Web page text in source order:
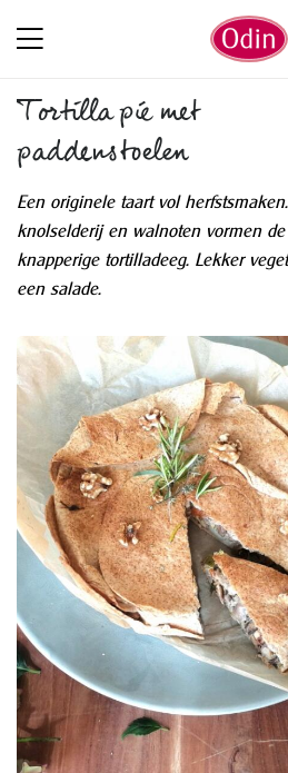
Tortilla pie met
paddenstoelen
Een originele taart vol
knolselderij en walnoten vormen
knapperige tortilladeeg. Lekker
een salade.